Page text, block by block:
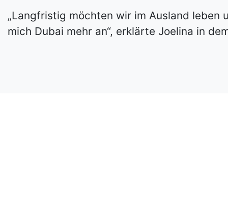
„Langfristig möchten wir im Ausland leben
mich Dubai mehr an“, erklärte Joelina in